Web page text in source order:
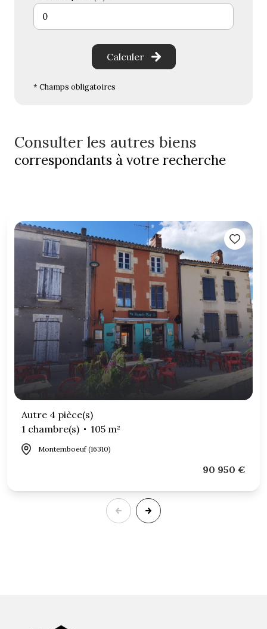
Calculer
* Champs obligatoires
Consulter les autres biens
correspondants à votre recherche
Autre 4 pièce(s)
1 chambre(s)
105 m²
Montemboeuf (16310)
90 950 €